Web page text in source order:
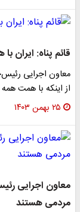
قائم پناه: ایران
معاون اجرایی
از اینکه با همت همه
۲۵ بهمن ۱۴۰۳
معاون اجرایی
مردمی هستند